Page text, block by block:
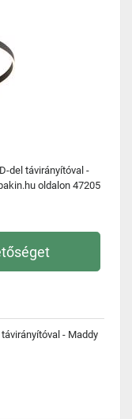
del távirányítóval -
oldalon 47205
- Maddy